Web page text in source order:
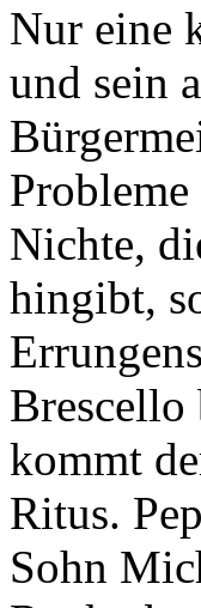
Nur eine
und sein
Nichte,
hingibt,
kommt
Ritus.
Sohn